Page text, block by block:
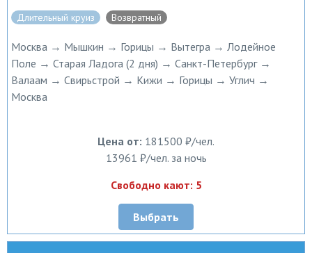
Длительный круиз Возвратный
Москва → Мышкин → Горицы → Вытегра → Лодейное
Поле → Старая Ладога (2 дня) → Санкт-Петербург →
Валаам → Свирьстрой → Кижи → Горицы → Углич →
Москва
Цена от: 181500 ₽/чел.
13961 ₽/чел. за ночь
Свободно кают: 5
Выбрать